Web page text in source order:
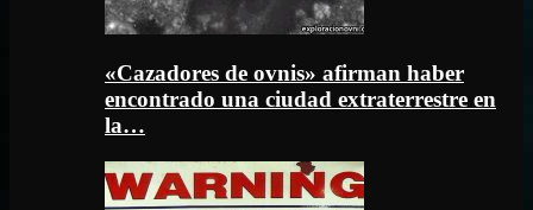
«Cazadores de ovnis» afirman haber
encontrado una ciudad extraterrestre en
la…